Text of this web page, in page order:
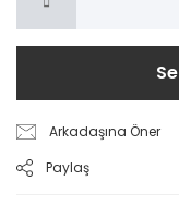
Arkadaşına Öner
Paylaş